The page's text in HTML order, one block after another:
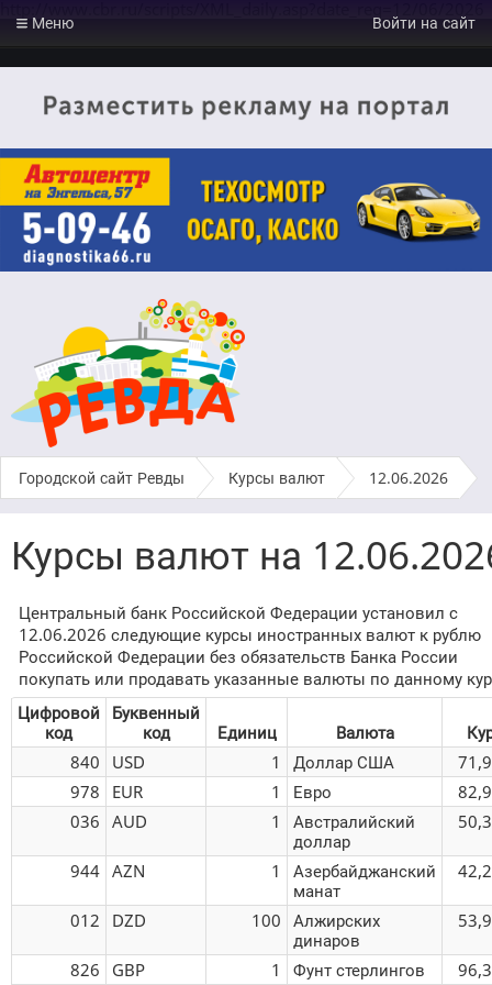
Городской сайт Ревды › Курсы валют › 12.06.2026
Курсы валют на
Центральный банк Российской Федерации установил с
12.06.2026 следующие курсы иностранных валют к рублю
Российской Федерации без обязательств Банка России
покупать или продавать указанные валюты по данному
Цифровой
код
Буквенный
код
Единиц Валюта
840
USD 1 Доллар США
978
EUR 1 Евро
036 AUD 1
Австралийский
доллар
944 AZN 1
Азербайджанский
манат
012 DZD 100 Алжирских
динаров
826 GBP 1 Фунт стерлингов
Войти на сайт
Меню